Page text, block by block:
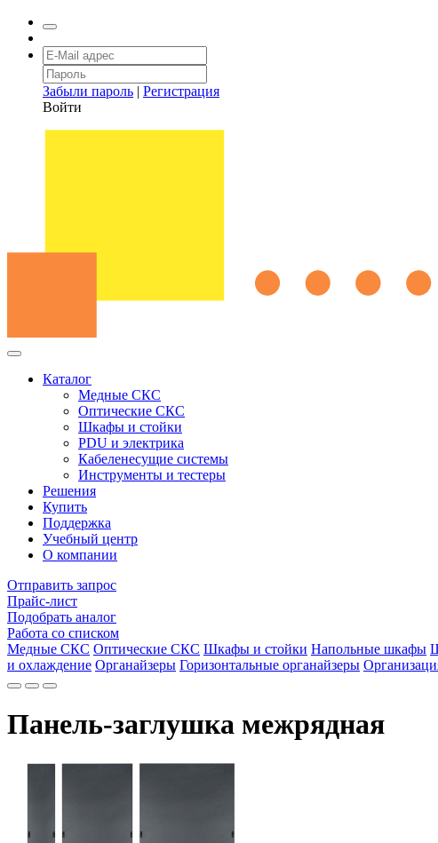
Забыли пароль | Регистрация
Войти
Каталог
Медные СКС
Оптические СКС
Шкафы и стойки
PDU и электрика
Кабеленесущие системы
Инструменты и тестеры
Решения
Купить
Поддержка
Учебный центр
О компании
Отправить запрос
Прайс-лист
Подобрать аналог
Работа со списком
Медные СКС Оптические СКС Шкафы и стойки Напольные шкафы
и охлаждение Органайзеры Горизонтальные органайзеры
Панель-заглушка межрядная